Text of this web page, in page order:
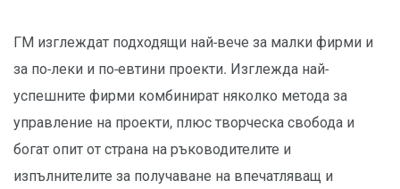
ГМ изглеждат подходящи най-вече за малки фирми и
за по-леки и по-евтини проекти. Изглежда най-
успешните фирми комбинират няколко метода за
управление на проекти, плюс творческа свобода и
богат опит от страна на ръководителите и
изпълнителите за получаване на впечатляващ и